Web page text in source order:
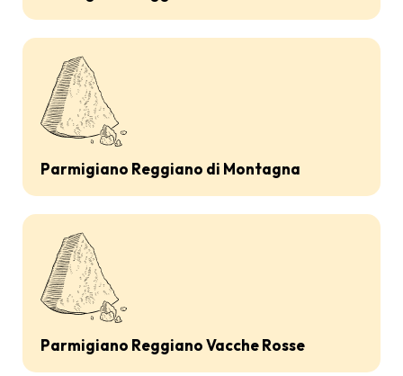
Parmigiano Reggiano di Montagna
Parmigiano Reggiano Vacche Rosse